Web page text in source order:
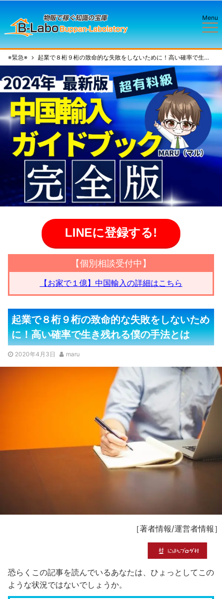
Menu
※緊急※ 起業で８桁９桁の致命的な失敗をしないために！高い確率で生き残れる僕の手法とは
LINEに登録する!
【個別相談受付中】
【お家で１億】中国輸入の詳細はこちら
起業で８桁９桁の致命的な失敗をしないため
に！高い確率で生き残れる僕の手法とは
2020年4月3日 maru
［著者情報/運営者情報 ］
恐らくこの記事を読んでいるあなたは、ひょっとしてこの
ような状況ではないでしょうか。